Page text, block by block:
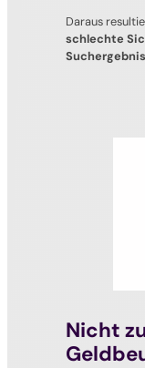
Daraus
schlechte
Nicht